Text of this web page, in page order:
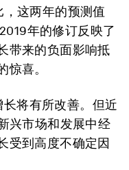
这两年的预测值
年的修订反映了
带来的负面影响抵
惊喜。
将有所改善。但近
兴市场和发展中经
受到高度不确定因